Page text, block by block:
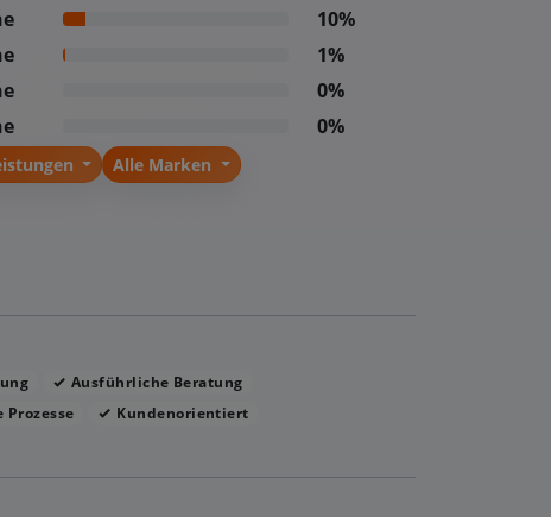
10%
1%
0%
0%
Alle Marken
Ausführliche Beratung
Kundenorientiert